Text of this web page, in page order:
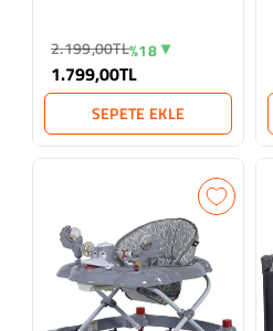
2.199,00TL%18
1.799,00TL
SEPETE EKLE